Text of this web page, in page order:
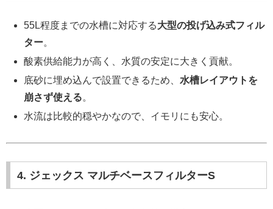
55L程度までの水槽に対応する大型の投げ込み式フィル
ター。
酸素供給能力が高く、水質の安定に大きく貢献。
底砂に埋め込んで設置できるため、 水槽レイアウトを
崩さず使える。
水流は比較的穏やかなので、イモリにも安心。
4. ジェックス マルチベースフィルターS